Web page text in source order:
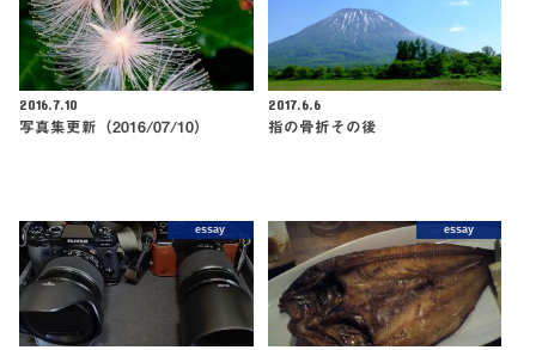
2016.7.10
写真集更新（2016/07/10）
2017.6.6
指の骨折その後
essay essay